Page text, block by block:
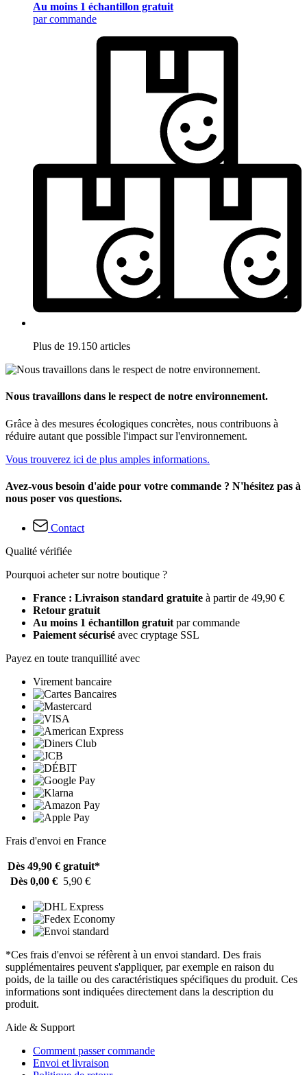
Au moins 1 échantillon gratuit
par commande
Plus de 19.150 articles
Nous travaillons dans le respect de notre environnement.
Grâce à des mesures écologiques concrètes, nous contribuons à
réduire autant que possible l'impact sur l'environnement.
Vous trouverez ici de plus amples informations.
Avez-vous besoin d'aide pour votre commande ? N'hésitez pas à
nous poser vos questions.
Contact
Qualité vérifiée
Pourquoi acheter sur notre boutique ?
France : Livraison standard gratuite à partir de 49,90 €
Retour gratuit
Au moins 1 échantillon gratuit par commande
Paiement sécurisé avec cryptage SSL
Payez en toute tranquillité avec
Virement bancaire
Frais d'envoi en France
Dès 49,90 € gratuit*
Dès 0,00 € 5,90 €
*Ces frais d'envoi se réfèrent à un envoi standard. Des frais
supplémentaires peuvent s'appliquer, par exemple en raison du
poids, de la taille ou des caractéristiques spécifiques du produit. Ces
informations sont indiquées directement dans la description du
produit.
Aide & Support
Comment passer commande
Envoi et livraison